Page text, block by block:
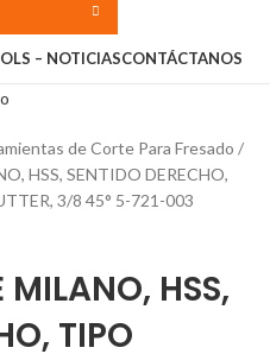
– NOTICIASCONTÁCTANOS
de Corte Para Fresado
HSS, SENTIDO DERECHO,
3/8 45° 5-721-003
MILANO, HSS,
TIPO